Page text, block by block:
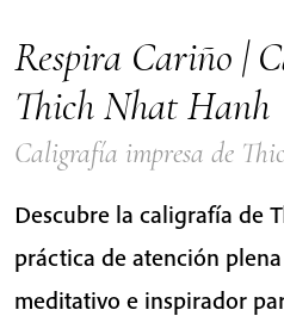
Respira Cariño |
Thich Nhat Hanh
Caligrafía impresa de
Descubre la caligrafía de
práctica de atención
meditativo e inspirador